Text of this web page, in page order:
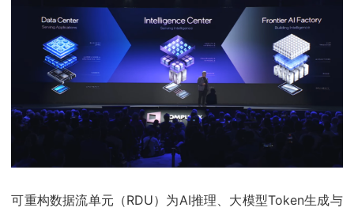
可重构数据流单元（RDU）为AI推理、大模型Token生成与